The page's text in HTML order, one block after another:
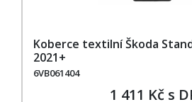
Koberce textilní Škoda
2021+
6VB061404
1 411 Kč s